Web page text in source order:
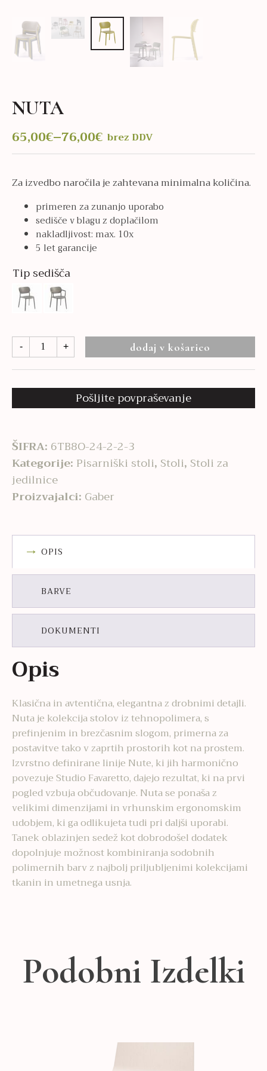
NUTA
65,00€–76,00€
Cenovni
razpon:
od
65,00€
do
76,00€
brez DDV
Za izvedbo naročila je zahtevana minimalna količina.
primeren za zunanjo uporabo
sedišče v blagu z doplačilom
nakladljivost: max. 10x
5 let garancije
Tip sedišča
- Nuta
količina + dodaj v košarico
Pošljite povpraševanje
ŠIFRA: 6TB8O-24-2-2-3
Kategorije: Pisarniški stoli, Stoli, Stoli za
jedilnice
Proizvajalci: Gaber
OPIS
BARVE
DOKUMENTI
Opis
Klasična in avtentična, elegantna z drobnimi detajli.
Nuta je kolekcija stolov iz tehnopolimera, s
prefinjenim in brezčasnim slogom, primerna za
postavitve tako v zaprtih prostorih kot na prostem.
Izvrstno definirane linije Nute, ki jih harmonično
povezuje Studio Favaretto, dajejo rezultat, ki na prvi
pogled vzbuja občudovanje. Nuta se ponaša z
velikimi dimenzijami in vrhunskim ergonomskim
udobjem, ki ga odlikujeta tudi pri daljši uporabi.
Tanek oblazinjen sedež kot dobrodošel dodatek
dopolnjuje možnost kombiniranja sodobnih
polimernih barv z najbolj priljubljenimi kolekcijami
tkanin in umetnega usnja.
Podobni Izdelki